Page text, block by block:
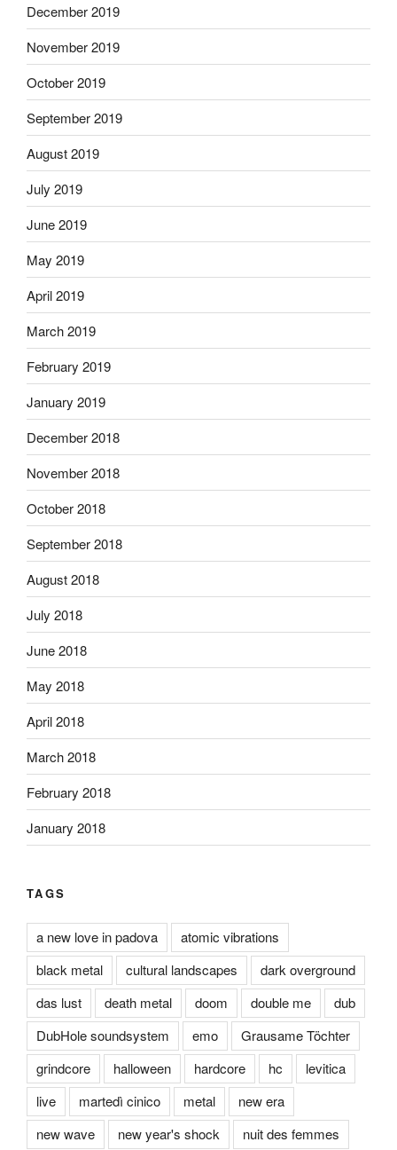
December 2019
November 2019
October 2019
September 2019
August 2019
July 2019
June 2019
May 2019
April 2019
March 2019
February 2019
January 2019
December 2018
November 2018
October 2018
September 2018
August 2018
July 2018
June 2018
May 2018
April 2018
March 2018
February 2018
January 2018
TAGS
a new love in padova
atomic vibrations
black metal
cultural landscapes
dark overground
das lust
death metal doom double me
dub
DubHole soundsystem
emo
Grausame Töchter
grindcore
halloween hardcore hc
levitica
live
martedì cinico metal
new era
new wave
new year's shock nuit des femmes